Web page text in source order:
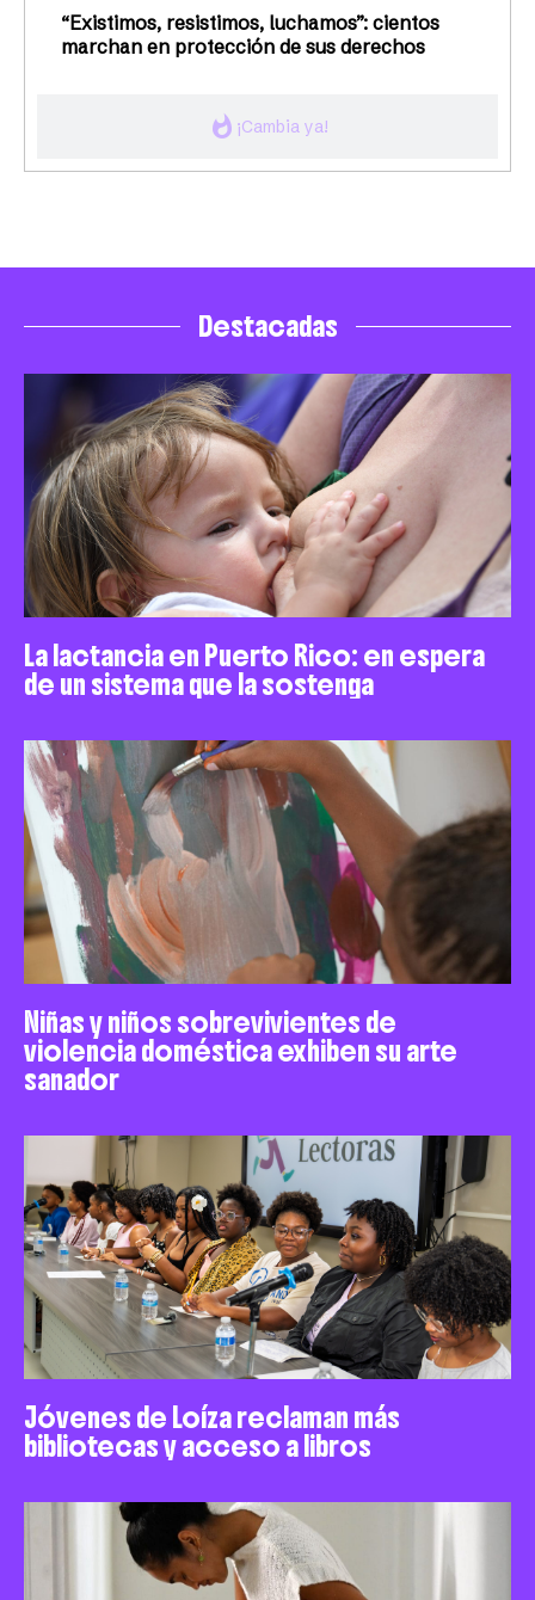
whatshot ¡Cambia ya!
“Existimos, resistimos, luchamos”: cientos
marchan en protección de sus derechos
Destacadas
La lactancia en Puerto Rico: en espera
de un sistema que la sostenga
Niñas y niños sobrevivientes de
violencia doméstica exhiben su arte
sanador
Jóvenes de Loíza reclaman más
bibliotecas y acceso a libros